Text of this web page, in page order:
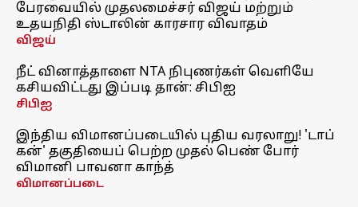
பேரவையில் முதலமைச்சர் விஜய் மற்றும்
உதயநிதி ஸ்டாலின் காரசார விவாதம்
விஜய்
நீட் வினாத்தாளை NTA நிபுணர்கள் வெளியே
கசியவிட்டது இப்படி தான்: சிபிஐ
சிபிஐ
இந்திய விமானப்படையில் புதிய வரலாறு! 'டாப்
கன்' தகுதியைப் பெற்ற முதல் பெண் போர்
விமானி பாவனா காந்த்
விமானப்படை